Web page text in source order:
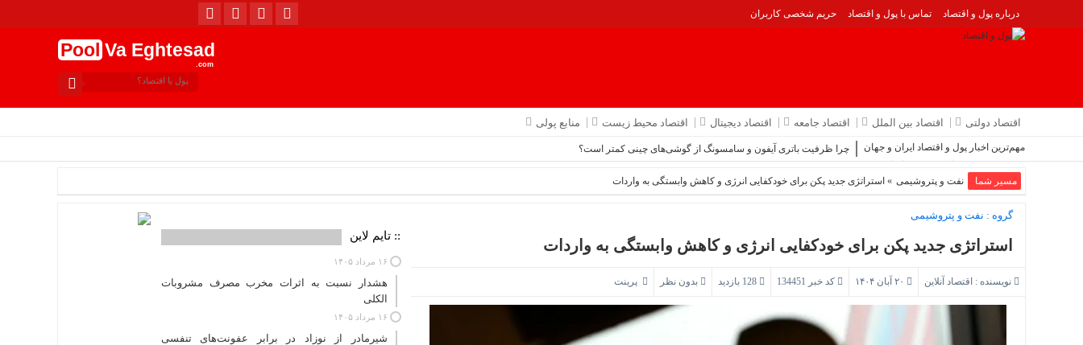
درباره پول و اقتصاد تماس با پول و اقتصاد حریم شخصی کاربران
Pool Va Eghtesad
.com
اقتصاد دولتی اقتصاد بین الملل اقتصاد جامعه اقتصاد دیجیتال اقتصاد محیط زیست منابع پولی
مهم‌ترین اخبار پول و اقتصاد ایران و جهان
چرا ظرفیت باتری آیفون و سامسونگ از گوشی‌های چینی کمتر است؟
هوش مصنوعی کولا| نوشیدنی با طعم هوش مصنوعی
لزوم تقویت شبکه‌های رصد و پایش فناوری‌های نوظهور
خارج‌سازی ۳۰ لنج مغروقه از آب‌های آبادان
شهدای حمله اسرائیل خرداد ۱۴۰۴: اسامی فرماندهان و دانشمندان هسته‌ای
مسیر شما نفت و پتروشیمی » استراتژی جدید پکن برای خودکفایی انرژی و کاهش وابستگی به واردات
گروه : نفت و پتروشیمی
استراتژی جدید پکن برای خودکفایی انرژی و کاهش وابستگی به واردات
نویسنده : اقتصاد آنلاین کد خبر 134451 بدون نظر پرینت
:: تایم لاین
۱۶ مرداد ۱۴۰۵
هشدار نسبت به اثرات مخرب مصرف مشروبات
الکلی
۱۶ مرداد ۱۴۰۵
شیرمادر از نوزاد در برابر عفونت‌های تنفسی